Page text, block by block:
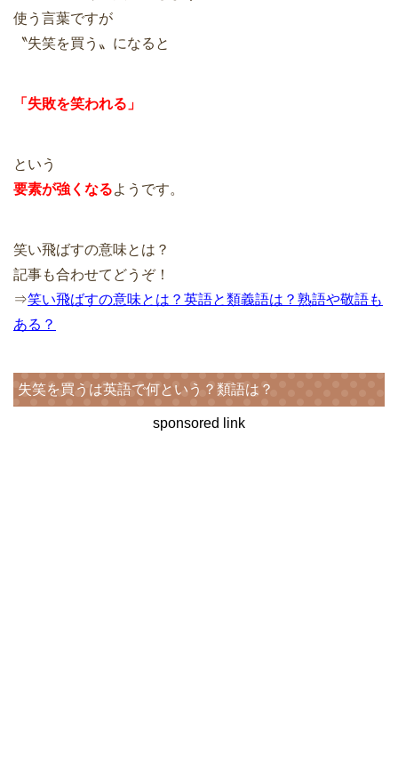
使う言葉ですが
〝失笑を買う〟になると
「失敗を笑われる」
という
要素が強くなるようです。
笑い飛ばすの意味とは？
記事も合わせてどうぞ！
⇒笑い飛ばすの意味とは？英語と類義語は？熟語や敬語も
ある？
失笑を買うは英語で何という？類語は？
sponsored link